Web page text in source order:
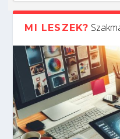
MI LESZEK?